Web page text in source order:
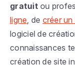
gratuit ou
ligne , de créer un
logiciel de
connaissances
création de site